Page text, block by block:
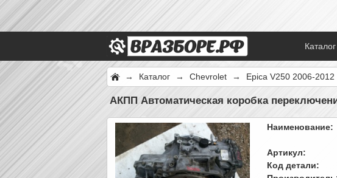
Каталог
→ Каталог → Chevrolet → Epica V250 2006-2012
АКПП Автоматическая коробка
Наименование:
Артикул:
Код детали: